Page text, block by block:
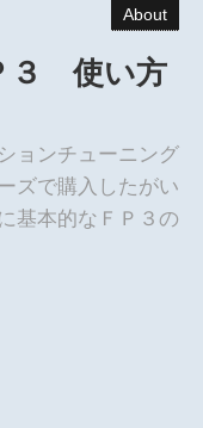
About
３ 使い方
ョンチューニング
ズで購入したがい
基本的なＦＰ３の